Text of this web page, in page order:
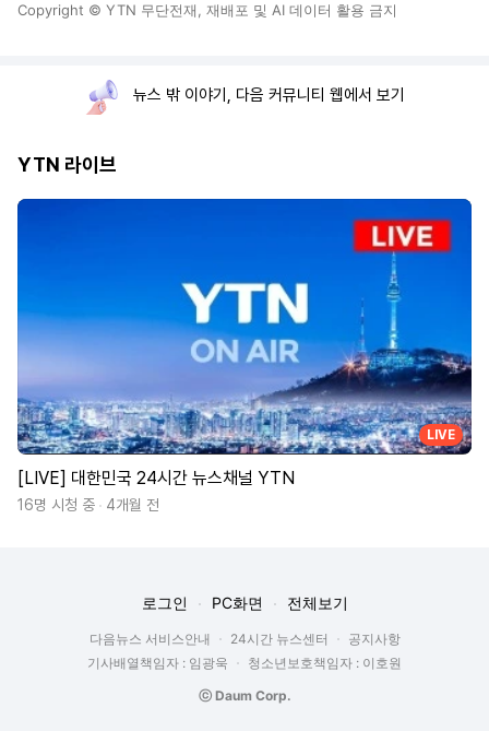
Copyright © YTN 무단전재, 재배포 및 AI 데이터 활용 금지
뉴스 밖 이야기, 다음 커뮤니티 웹에서 보기
YTN 라이브
LIVE
[LIVE] 대한민국 24시간 뉴스채널 YTN
16명 시청 중 4개월 전
로그인 PC화면 전체보기
다음뉴스 서비스안내 24시간 뉴스센터
공지사항
기사배열책임자 : 임광욱
청소년보호책임자 : 이호원
ⓒ Daum Corp.